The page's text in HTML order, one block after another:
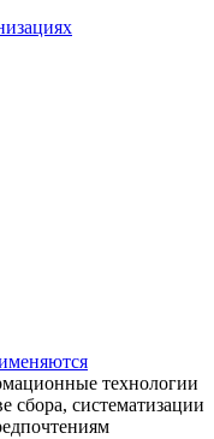
технологии
сбора, систематизации